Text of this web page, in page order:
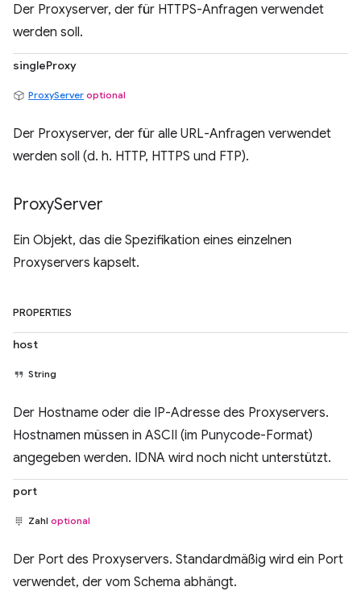
Der Proxyserver, der für HTTPS-Anfragen verwendet
werden soll.
singleProxy
ProxyServer optional
Der Proxyserver, der für alle URL-Anfragen verwendet
werden soll (d. h. HTTP, HTTPS und FTP).
ProxyServer
Ein Objekt, das die Spezifikation eines einzelnen
Proxyservers kapselt.
PROPERTIES
host
String
Der Hostname oder die IP-Adresse des Proxyservers.
Hostnamen müssen in ASCII (im Punycode-Format)
angegeben werden. IDNA wird noch nicht unterstützt.
port
Zahl optional
Der Port des Proxyservers. Standardmäßig wird ein Port
verwendet, der vom Schema abhängt.